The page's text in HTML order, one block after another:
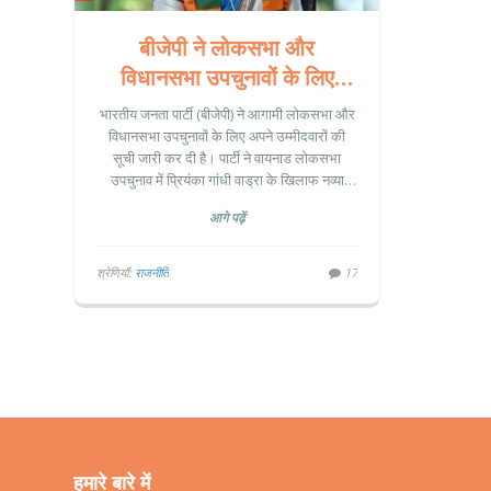
बीजेपी ने लोकसभा और
विधानसभा उपचुनावों के लिए
उम्मीदवारों की सूची जारी की,
वायनाड में प्रियंका गांधी वाड्रा के
खिलाफ नव्या हरिदास को उतारा
भारतीय जनता पार्टी (बीजेपी) ने आगामी लोकसभा और
विधानसभा उपचुनावों के लिए अपने उम्मीदवारों की
सूची जारी कर दी है। पार्टी ने वायनाड लोकसभा
उपचुनाव में प्रियंका गांधी वाड्रा के खिलाफ नव्या
गांधी द्वारा सीट छोड़ने के बाद हो रहा है। नव्या हरिदास
की राज्य महासचिव हैं। कांग्रेस के लिए यह चुनाव
आगे पढ़ें
श्रेणियाँ: राजनीति 17
हमारे बारे में